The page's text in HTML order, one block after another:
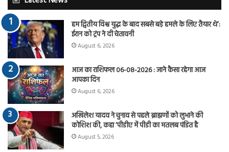
हम द्वितीय विश्व युद्ध के बाद सबसे बड़े हमले के लिए तैयार थे’:
ईरान को ट्रंप ने दी चेतावनी
August 6, 2026
आज का राशिफल 06-08-2026 : जाने कैसा रहेगा आज
आपका दिन
August 6, 2026
अखिलेश यादव ने चुनाव से पहले ब्राह्मणों को लुभाने की
कोशिश की, कहा ‘पीडीए में पीडी का मतलब पंडित है
August 5, 2026